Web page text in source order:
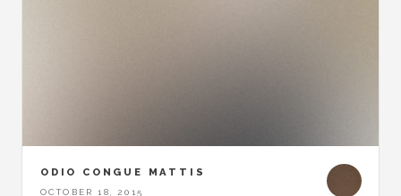
ODIO CONGUE MATTIS
OCTOBER 18, 2015